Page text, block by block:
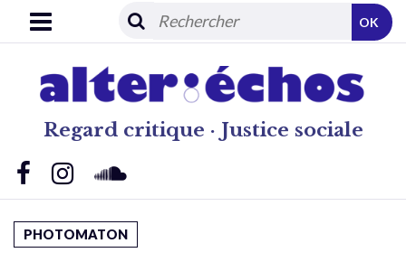
Regard critique · Justice sociale
OK
PHOTOMATON